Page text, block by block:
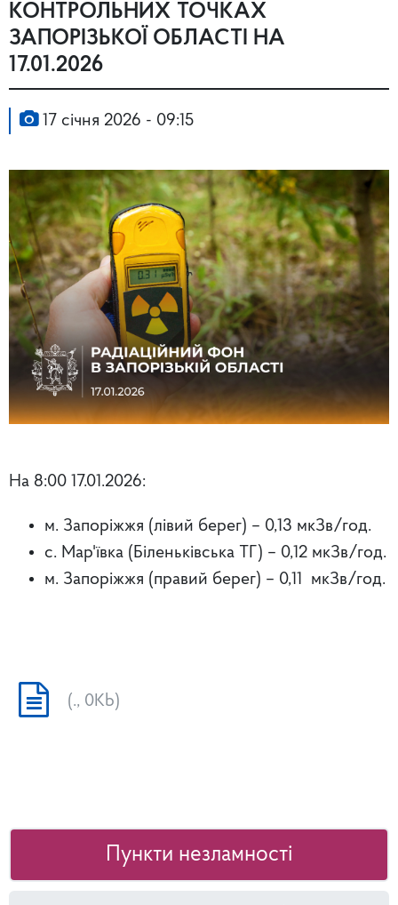
КОНТРОЛЬНИХ ТОЧКАХ
ЗАПОРІЗЬКОЇ ОБЛАСТІ НА
17.01.2026
17 січня 2026 - 09:15
На 8:00 17.01.2026:
м. Запоріжжя (лівий берег) – 0,13 мкЗв/год.
с. Мар'ївка (Біленьківська ТГ) – 0,12 мкЗв/год.
м. Запоріжжя (правий берег) – 0,11 мкЗв/год.
(., 0Kb)
Пункти незламності